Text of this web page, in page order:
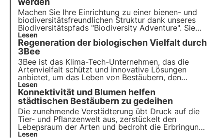
Machen Sie Ihre Einrichtung zu einer bienen- und
biodiversitätsfreundlichen Struktur dank unseres
Biodiversitätspfads "Biodiversity Adventure". Sie
sensibilisieren Ihre Mitarbeiter und Besucher für die
Bedeutung des Erhalts der biologischen Vielfalt.
Lesen
Regeneration der biologischen Vielfalt durch
3Bee
3Bee ist das Klima-Tech-Unternehmen, das die
Artenvielfalt schützt und innovative Lösungen
anbietet, um das Leben von Bestäubern, den
Hütern der Gesundheit unserer Ökosysteme, zu
erhalten. Erfahren Sie, wie sich 3Bee für die
Wiederherstellung der Artenvielfalt einsetzt.
Lesen
Konnektivität und Blumen helfen
städtischen Bestäubern zu gedeihen
Die zunehmende Verstädterung übt Druck auf die
Tier- und Pflanzenwelt aus, zerstückelt den
Lebensraum der Arten und bedroht die Erbringung
von Ökosystemleistungen wie die Bestäubung.
Lesen